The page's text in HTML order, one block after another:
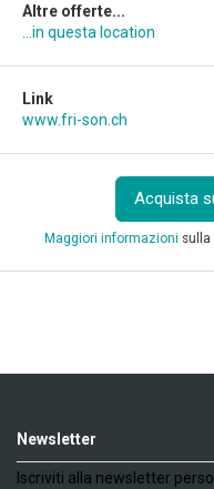
Altre offerte...
...in questa location
Link
www.fri-son.ch
Acquista
Maggiori informazioni sulla
Newsletter
Iscriviti alla newsletter